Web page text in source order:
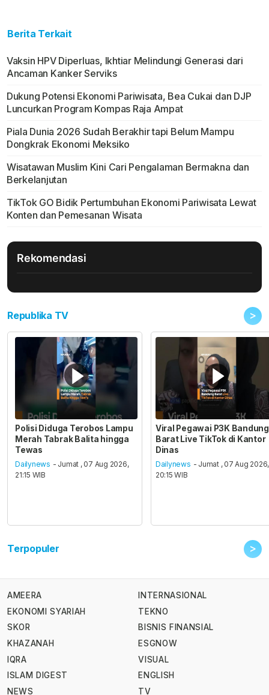
Berita Terkait
Vaksin HPV Diperluas, Ikhtiar Melindungi Generasi dari
Ancaman Kanker Serviks
Dukung Potensi Ekonomi Pariwisata, Bea Cukai dan DJP
Luncurkan Program Kompas Raja Ampat
Piala Dunia 2026 Sudah Berakhir tapi Belum Mampu
Dongkrak Ekonomi Meksiko
Wisatawan Muslim Kini Cari Pengalaman Bermakna dan
Berkelanjutan
TikTok GO Bidik Pertumbuhan Ekonomi Pariwisata Lewat
Konten dan Pemesanan Wisata
Rekomendasi
Republika TV >
Polisi Diduga Terobos Lampu
Merah Tabrak Balita hingga
Tewas
Dailynews - Jumat , 07 Aug 2026,
21:15 WIB
Viral Pegawai P3K Bandung
Barat Live TikTok di Kantor
Dinas
Dailynews - Jumat , 07 Aug 2026,
20:15 WIB
Terpopuler >
AMEERA
EKONOMI SYARIAH
SKOR
KHAZANAH
IQRA
ISLAM DIGEST
NEWS
INTERNASIONAL
TEKNO
BISNIS FINANSIAL
ESGNOW
VISUAL
ENGLISH
TV